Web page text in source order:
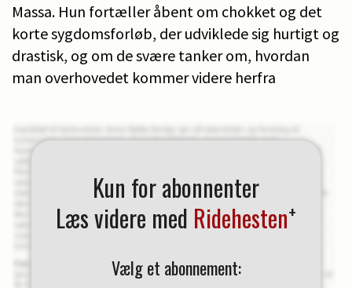
Massa. Hun fortæller åbent om chokket og det
korte sygdomsforløb, der udviklede sig hurtigt og
drastisk, og om de svære tanker om, hvordan
man overhovedet kommer videre herfra
Kun for abonnenter
Læs videre med Ridehesten+
Vælg et abonnement: